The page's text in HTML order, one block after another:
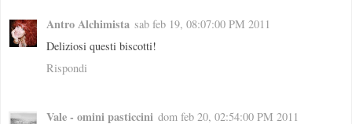
Antro Alchimista sab feb 19, 08:07:00 PM 2011
Deliziosi questi biscotti!
Rispondi
Vale - omini pasticcini dom feb 20, 02:54:00 PM 2011